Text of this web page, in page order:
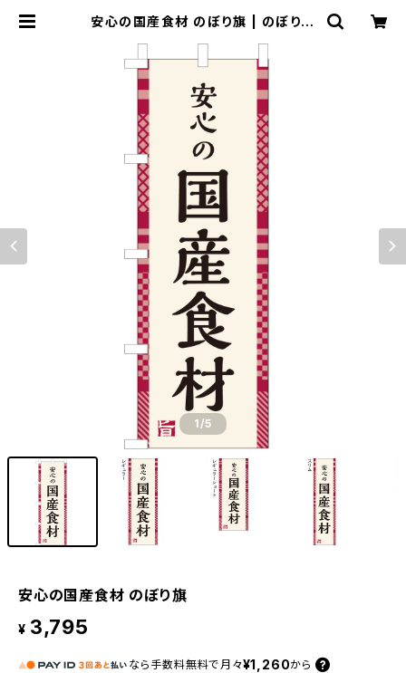
安心の国産食材 のぼり旗 | のぼり屋
1/5
安心の国産食材 のぼり旗
¥ 3,795
なら 手数料無料で 月々¥1,260から